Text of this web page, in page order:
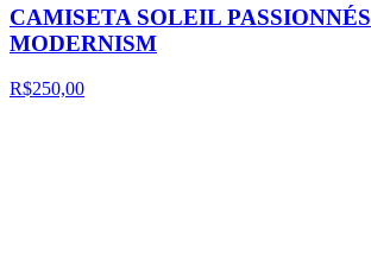
CAMISETA SOLEIL PASSIONNÉS
MODERNISM
R$250,00